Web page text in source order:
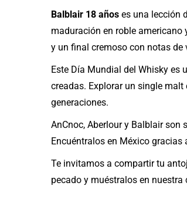
Balblair 18 años es una lección
maduración en roble americano
y un final cremoso con notas de
Este Día Mundial del Whisky es
creadas. Explorar un single
generaciones.
AnCnoc, Aberlour y Balblair son
Encuéntralos en México gracias
Te invitamos a compartir tu
pecado y muéstralos en nuestra